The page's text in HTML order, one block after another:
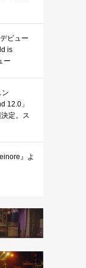
ビュー
is
ー
ン
12.0」
定。ス
』よ